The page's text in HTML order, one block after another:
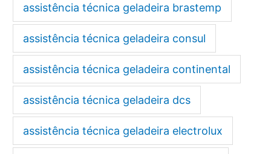
assistência técnica geladeira brastemp
assistência técnica geladeira consul
assistência técnica geladeira continental
assistência técnica geladeira dcs
assistência técnica geladeira electrolux